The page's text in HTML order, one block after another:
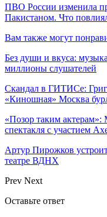
ПВО России изменила
Пакистаном. Что
Вам также могут
Без души и вкуса:
миллионы слушателей
Скандал в ГИТИСе:
«Киношная» Москва
«Позор таким
спектакля с участием
Артур Пирожков
театре ВДНХ
Prev Next
Оставьте ответ